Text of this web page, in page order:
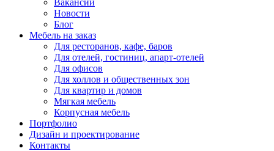
Вакансии
Новости
Блог
Мебель на заказ
Для ресторанов, кафе, баров
Для отелей, гостиниц, апарт-отелей
Для офисов
Для холлов и общественных зон
Для квартир и домов
Мягкая мебель
Корпусная мебель
Портфолио
Дизайн и проектирование
Контакты